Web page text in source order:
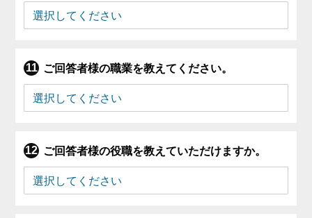
ご回答者様の職業を教えてください。
ご回答者様の役職を教えていただけますか。